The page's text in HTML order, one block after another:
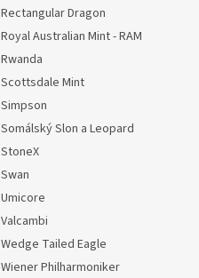
Rectangular Dragon
Royal Australian Mint - RAM
Rwanda
Scottsdale Mint
Simpson
Somálský Slon a Leopard
StoneX
Swan
Umicore
Valcambi
Wedge Tailed Eagle
Wiener Philharmoniker